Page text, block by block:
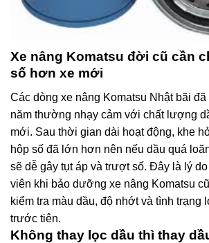
Xe nâng Komatsu đời cũ cần
số hơn xe mới
Các dòng xe nâng Komatsu Nhật bãi
năm thường nhạy cảm với chất lượng
mới. Sau thời gian dài hoạt động, khe
hộp số đã lớn hơn nên nếu dầu quá
sẽ dễ gây tụt áp và trượt số. Đây là lý
viên khi bảo dưỡng xe nâng Komatsu
kiểm tra màu dầu, độ nhớt và tình trạng
trước tiên.
Không thay lọc dầu thì thay